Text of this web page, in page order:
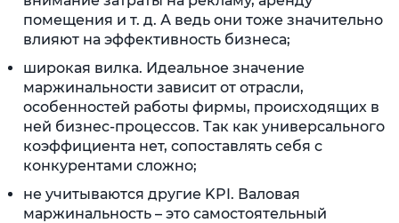
помещения и т. д. А ведь они тоже значительно
влияют на эффективность бизнеса;
широкая вилка. Идеальное значение
маржинальности зависит от отрасли,
особенностей работы фирмы, происходящих в
ней бизнес-процессов. Так как универсального
коэффициента нет, сопоставлять себя с
конкурентами сложно;
не учитываются другие KPI. Валовая
маржинальность – это самостоятельный